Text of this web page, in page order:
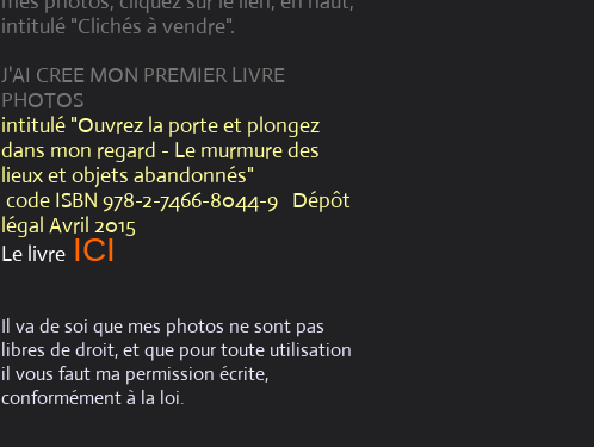
intitulé "Clichés à vendre".
J'AI CREE MON PREMIER LIVRE
PHOTOS
intitulé "Ouvrez la porte et plongez
dans mon regard - Le murmure des
lieux et objets abandonnés"
code ISBN 978-2-7466-8044-9 Dépôt
légal Avril 2015
Le livre ICI
Il va de soi que mes photos ne sont pas
libres de droit, et que pour toute utilisation
il vous faut ma permission écrite,
conformément à la loi.